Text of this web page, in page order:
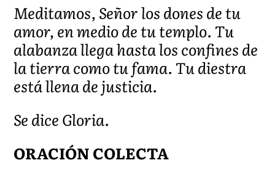
Meditamos, Señor los dones de tu
amor, en medio de tu templo. Tu
alabanza llega hasta los confines de
la tierra como tu fama. Tu diestra
está llena de justicia.
Se dice Gloria.
ORACIÓN COLECTA